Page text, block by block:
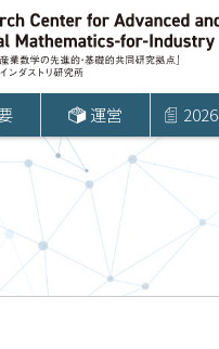
運営